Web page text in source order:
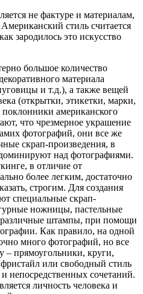
не фактуре и материалам,
стиль считается
зародилось это искусство
большое количество
материала
и т.д.), а также вещей
(открытки, этикетки, марки,
американского
что чрезмерное украшение
фотографий, они все же
скрап-произведения, в
над фотографиями.
в отличие от
более легким, достаточно
строгим. Для создания
специальные скрап-
ножницы, пастельные
штампы, при помощи
Как правило, на одной
много фотографий, но все
прямоугольники, круги,
или свободный стиль
непосредственных сочетаний.
личность человека и